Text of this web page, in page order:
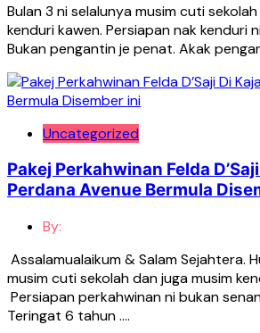
Bulan 3 ni selalunya musim cuti
kenduri kawen. Persiapan nak kenduri
Bukan pengantin je penat. Akak
Uncategorized
Pakej Perkahwinan Felda
Perdana Avenue Bermula
By:
Assalamualaikum & Salam Sejahtera.
musim cuti sekolah dan juga musim
Persiapan perkahwinan ni bukan
Teringat 6 tahun ….